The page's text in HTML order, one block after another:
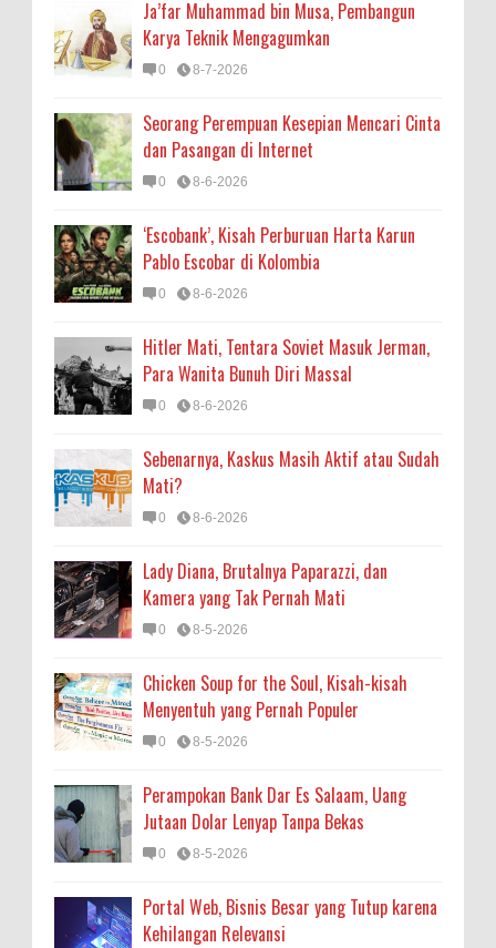
Ja’far Muhammad bin Musa, Pembangun
Karya Teknik Mengagumkan
0 8-7-2026
Seorang Perempuan Kesepian Mencari Cinta
dan Pasangan di Internet
0 8-6-2026
‘Escobank’, Kisah Perburuan Harta Karun
Pablo Escobar di Kolombia
0 8-6-2026
Hitler Mati, Tentara Soviet Masuk Jerman,
Para Wanita Bunuh Diri Massal
0 8-6-2026
Sebenarnya, Kaskus Masih Aktif atau Sudah
Mati?
0 8-6-2026
Lady Diana, Brutalnya Paparazzi, dan
Kamera yang Tak Pernah Mati
0 8-5-2026
Chicken Soup for the Soul, Kisah-kisah
Menyentuh yang Pernah Populer
0 8-5-2026
Perampokan Bank Dar Es Salaam, Uang
Jutaan Dolar Lenyap Tanpa Bekas
0 8-5-2026
Portal Web, Bisnis Besar yang Tutup karena
Kehilangan Relevansi